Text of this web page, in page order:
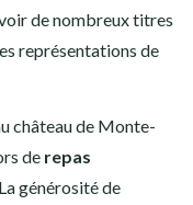
de nombreux titres
représentations de
château de Monte-
de repas
. La générosité de